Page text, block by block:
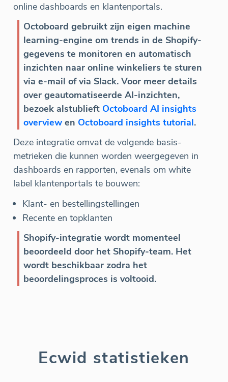
online dashboards en klantenportals.
Octoboard gebruikt zijn eigen machine
learning-engine om trends in de Shopify-
gegevens te monitoren en automatisch
inzichten naar online winkeliers te sturen
via e-mail of via Slack. Voor meer details
over geautomatiseerde AI-inzichten,
bezoek alstublieft Octoboard AI insights
overview en Octoboard insights tutorial.
Deze integratie omvat de volgende basis-
metrieken die kunnen worden weergegeven in
dashboards en rapporten, evenals om white
label klantenportals te bouwen:
Klant- en bestellingstellingen
Recente en topklanten
Shopify-integratie wordt momenteel
beoordeeld door het Shopify-team. Het
wordt beschikbaar zodra het
beoordelingsproces is voltooid.
Ecwid statistieken